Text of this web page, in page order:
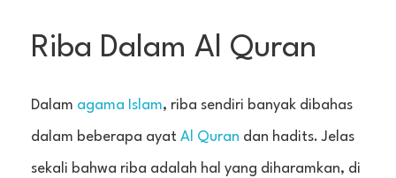
Riba Dalam Al Quran
Dalam agama Islam, riba sendiri banyak dibahas
dalam beberapa ayat Al Quran dan hadits. Jelas
sekali bahwa riba adalah hal yang diharamkan, di